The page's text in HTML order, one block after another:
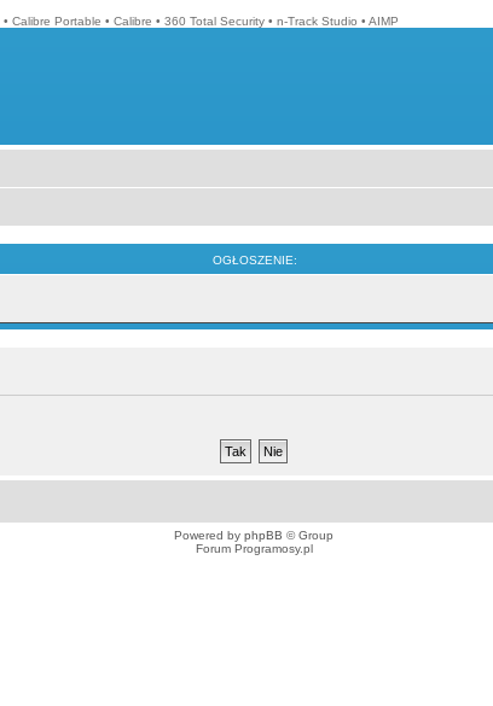
• Calibre Portable • Calibre • 360 Total Security • n-Track Studio • AIMP
OGŁOSZENIE:
Powered by phpBB © Group
Forum Programosy.pl